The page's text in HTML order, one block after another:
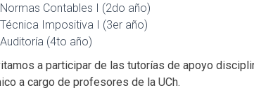
Normas Contables I (2do año)
Técnica Impositiva I (3er año)
Auditoría (4to año)
a participar de las tutorías de apoyo
a cargo de profesores de la UCh.